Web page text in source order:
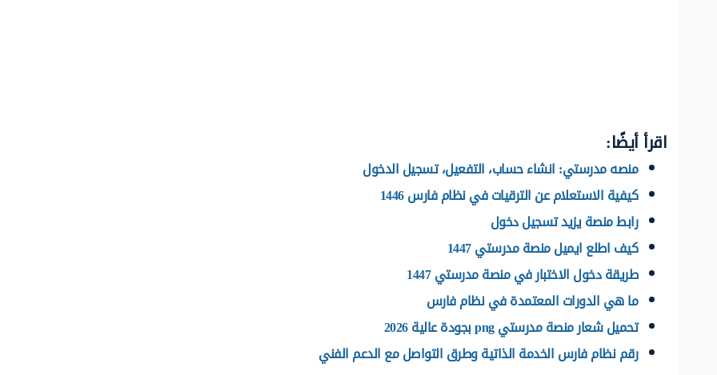
اقرأ أيضًا:
منصه مدرستي: انشاء حساب، التفعيل، تسجيل الدخول
كيفية الاستعلام عن الترقيات في نظام فارس 1446
رابط منصة يزيد تسجيل دخول
كيف اطلع ايميل منصة مدرستي 1447
طريقة دخول الاختبار في منصة مدرستي 1447
ما هي الدورات المعتمدة في نظام فارس
تحميل شعار منصة مدرستي png بجودة عالية 2026
رقم نظام فارس الخدمة الذاتية وطرق التواصل مع الدعم الفني